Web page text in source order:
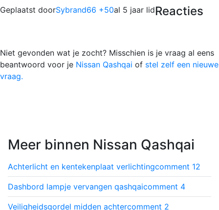
Geplaatst doorSybrand66 +50al 5 jaar lidReacties
Niet gevonden wat je zocht? Misschien is je vraag al eens
beantwoord voor je Nissan Qashqai of stel zelf een nieuwe
vraag.
Meer binnen Nissan Qashqai
Achterlicht en kentekenplaat verlichtingcomment 12
Dashbord lampje vervangen qashqaicomment 4
Veiligheidsgordel midden achtercomment 2